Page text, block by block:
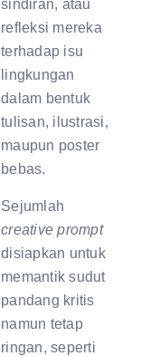
sindiran, atau
refleksi mereka
terhadap isu
lingkungan
dalam bentuk
tulisan, ilustrasi,
maupun poster
bebas.
Sejumlah
creative prompt
disiapkan untuk
memantik sudut
pandang kritis
namun tetap
ringan, seperti